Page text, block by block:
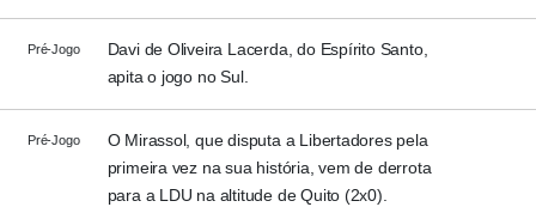
Pré-Jogo
Davi de Oliveira Lacerda, do Espírito Santo,
apita o jogo no Sul.
Pré-Jogo
O Mirassol, que disputa a Libertadores pela
primeira vez na sua história, vem de derrota
para a LDU na altitude de Quito (2x0).